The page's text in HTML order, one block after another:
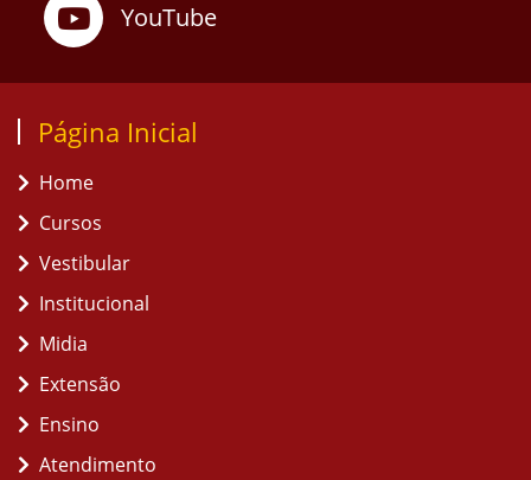
YouTube
Página Inicial
Home
Cursos
Vestibular
Institucional
Midia
Extensão
Ensino
Atendimento